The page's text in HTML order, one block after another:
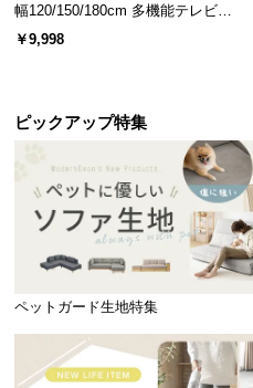
幅120/150/180cm 多機能テレビボ
ード 木目/石目調 オープン収納・
引き出し収納付き
￥9,998
ピックアップ特集
ペットガード生地特集